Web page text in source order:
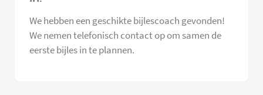
We hebben een geschikte bijlescoach gevonden!
We nemen telefonisch contact op om samen de
eerste bijles in te plannen.